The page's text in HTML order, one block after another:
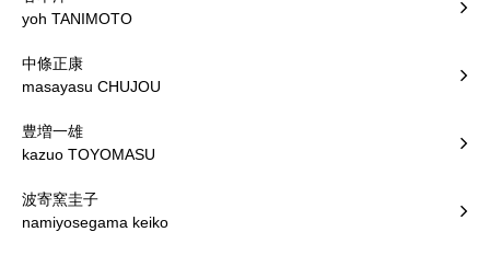
yoh TANIMOTO
中條正康
masayasu CHUJOU
豊増一雄
kazuo TOYOMASU
波寄窯圭子
namiyosegama keiko